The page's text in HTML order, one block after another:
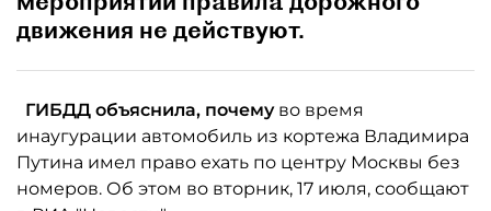
движения не действуют.
ГИБДД объяснила, почему во время
инаугурации автомобиль из кортежа Владимира
Путина имел право ехать по центру Москвы без
номеров. Об этом во вторник, 17 июля, сообщают